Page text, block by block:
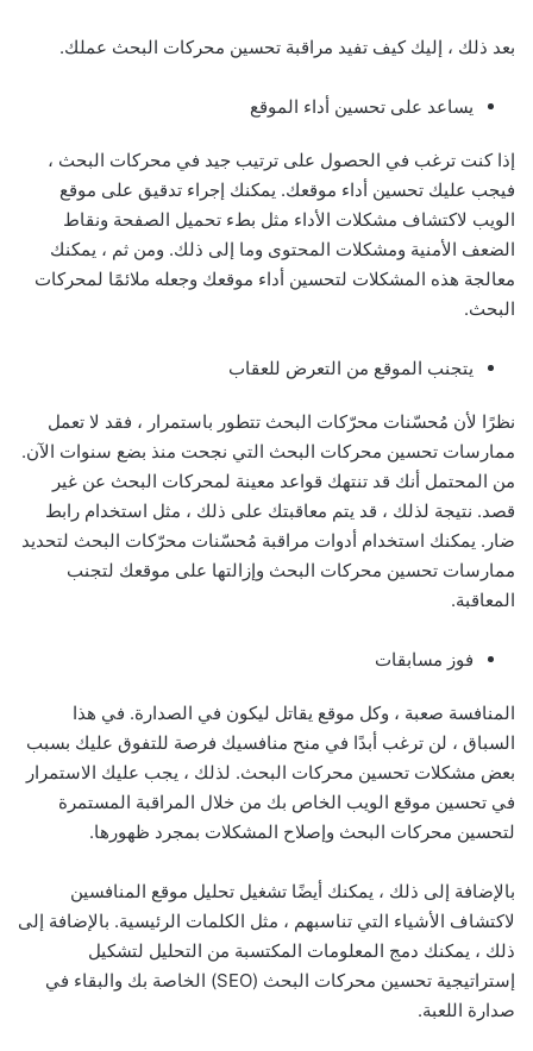
بعد ذلك ، إليك كيف تفيد مراقبة تحسين محركات البحث عملك.
يساعد على تحسين أداء الموقع
إذا كنت ترغب في الحصول على ترتيب جيد في محركات البحث ،
فيجب عليك تحسين أداء موقعك. يمكنك إجراء تدقيق على موقع
الويب لاكتشاف مشكلات الأداء مثل بطء تحميل الصفحة ونقاط
الضعف الأمنية ومشكلات المحتوى وما إلى ذلك. ومن ثم ، يمكنك
معالجة هذه المشكلات لتحسين أداء موقعك وجعله ملائمًا لمحركات
البحث.
يتجنب الموقع من التعرض للعقاب
نظرًا لأن مُحسّنات محرّكات البحث تتطور باستمرار ، فقد لا تعمل
ممارسات تحسين محركات البحث التي نجحت منذ بضع سنوات الآن.
من المحتمل أنك قد تنتهك قواعد معينة لمحركات البحث عن غير
قصد. نتيجة لذلك ، قد يتم معاقبتك على ذلك ، مثل استخدام رابط
ضار. يمكنك استخدام أدوات مراقبة مُحسّنات محرّكات البحث لتحديد
ممارسات تحسين محركات البحث وإزالتها على موقعك لتجنب
المعاقبة.
فوز مسابقات
المنافسة صعبة ، وكل موقع يقاتل ليكون في الصدارة. في هذا
السباق ، لن ترغب أبدًا في منح منافسيك فرصة للتفوق عليك بسبب
بعض مشكلات تحسين محركات البحث. لذلك ، يجب عليك الاستمرار
في تحسين موقع الويب الخاص بك من خلال المراقبة المستمرة
لتحسين محركات البحث وإصلاح المشكلات بمجرد ظهورها.
بالإضافة إلى ذلك ، يمكنك أيضًا تشغيل تحليل موقع المنافسين
لاكتشاف الأشياء التي تناسبهم ، مثل الكلمات الرئيسية. بالإضافة إلى
ذلك ، يمكنك دمج المعلومات المكتسبة من التحليل لتشكيل
إستراتيجية تحسين محركات البحث (SEO) الخاصة بك والبقاء في
صدارة اللعبة.